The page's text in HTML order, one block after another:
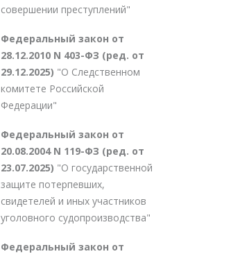
совершении преступлений"
Федеральный закон от
28.12.2010 N 403-ФЗ (ред. от
29.12.2025) "О Следственном
комитете Российской
Федерации"
Федеральный закон от
20.08.2004 N 119-ФЗ (ред. от
23.07.2025) "О государственной
защите потерпевших,
свидетелей и иных участников
уголовного судопроизводства"
Федеральный закон от